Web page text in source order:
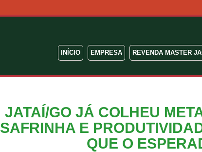
INÍCIO EMPRESA REVENDA MASTER
JATAÍ/GO JÁ COLHEU
SAFRINHA E
QUE O